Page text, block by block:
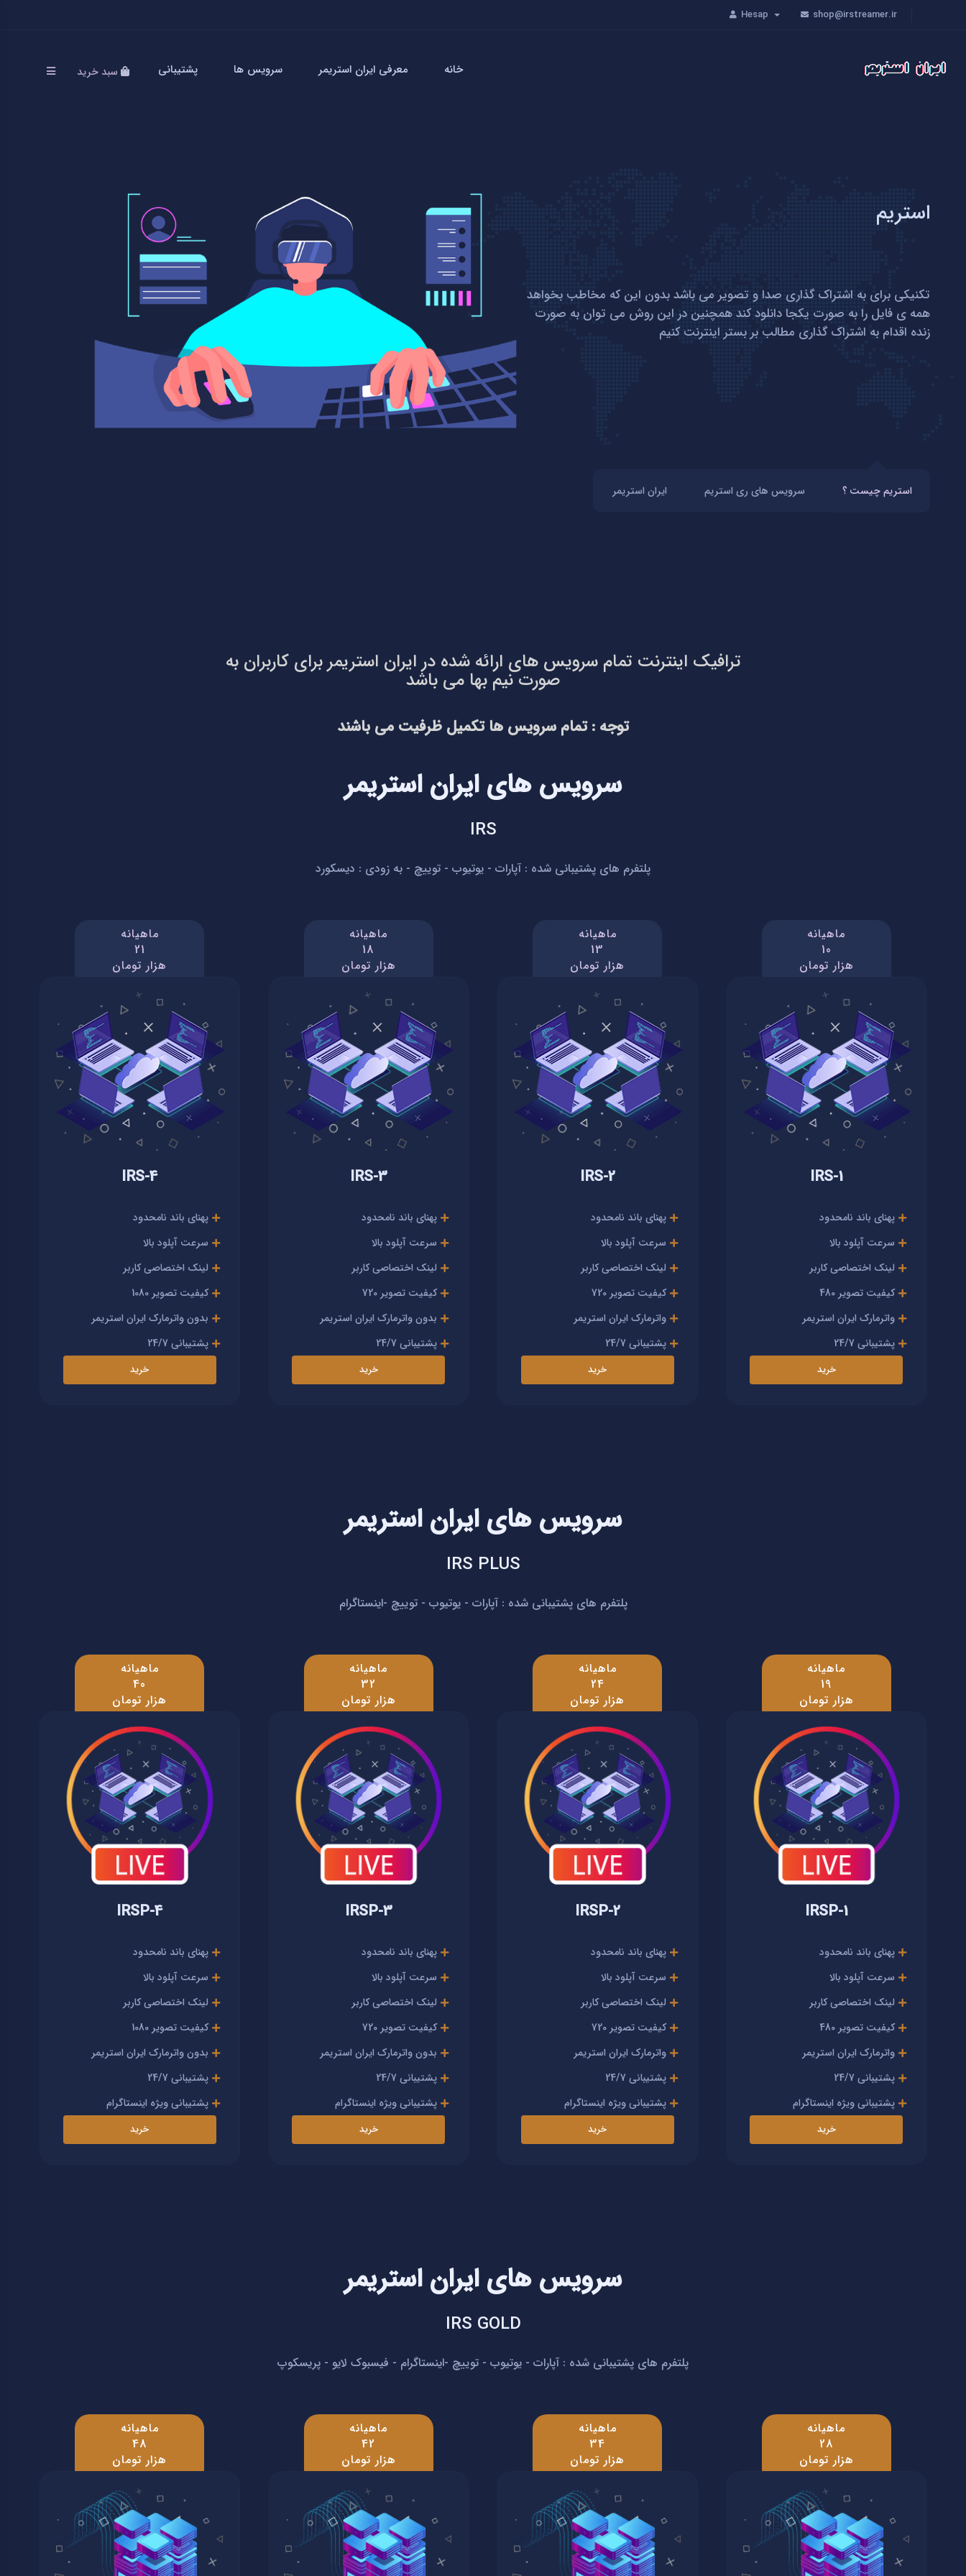
shop@irstreamer.ir
Hesap
سبد خرید خانه معرفی ایران استریمر سرویس ها پشتیبانی
استریم
تکنیکی برای به اشتراک گذاری صدا و تصویر می باشد بدون این که مخاطب بخواهد
همه ی فایل را به صورت یکجا دانلود کند همچنین در این روش می توان به صورت
زنده اقدام به اشتراک گذاری مطالب بر بستر اینترنت کنیم
استریم چیست ؟ سرویس های ری استریم ایران استریمر
ترافیک اینترنت تمام سرویس های ارائه شده در ایران استریمر برای کاربران به
صورت نیم بها می باشد
توجه : تمام سرویس ها تکمیل ظرفیت می باشند
سرویس های ایران استریمر
IRS
پلتفرم های پشتیبانی شده : آپارات - یوتیوب - توییچ - به زودی : دیسکورد
ماهیانه
10
هزار تومان
IRS-1
پهنای باند نامحدود
سرعت آپلود بالا
لینک اختصاصی کاربر
کیفیت تصویر 480
واترمارک ایران استریمر
پشتیبانی 24/7
خرید
ماهیانه
13
هزار تومان
IRS-2
پهنای باند نامحدود
سرعت آپلود بالا
لینک اختصاصی کاربر
کیفیت تصویر 720
واترمارک ایران استریمر
پشتیبانی 24/7
خرید
ماهیانه
18
هزار تومان
IRS-3
پهنای باند نامحدود
سرعت آپلود بالا
لینک اختصاصی کاربر
کیفیت تصویر 720
بدون واترمارک ایران استریمر
پشتیبانی 24/7
خرید
ماهیانه
21
هزار تومان
IRS-4
پهنای باند نامحدود
سرعت آپلود بالا
لینک اختصاصی کاربر
کیفیت تصویر 1080
بدون واترمارک ایران استریمر
پشتیبانی 24/7
خرید
سرویس های ایران استریمر
IRS PLUS
پلتفرم های پشتیبانی شده : آپارات - یوتیوب - توییچ -اینستاگرام
ماهیانه
19
هزار تومان
IRSP-1
پهنای باند نامحدود
سرعت آپلود بالا
لینک اختصاصی کاربر
کیفیت تصویر 480
واترمارک ایران استریمر
پشتیبانی 24/7
پشتیبانی ویژه اینستاگرام
خرید
ماهیانه
24
هزار تومان
IRSP-2
پهنای باند نامحدود
سرعت آپلود بالا
لینک اختصاصی کاربر
کیفیت تصویر 720
واترمارک ایران استریمر
پشتیبانی 24/7
پشتیبانی ویژه اینستاگرام
خرید
ماهیانه
32
هزار تومان
IRSP-3
پهنای باند نامحدود
سرعت آپلود بالا
لینک اختصاصی کاربر
کیفیت تصویر 720
بدون واترمارک ایران استریمر
پشتیبانی 24/7
پشتیبانی ویژه اینستاگرام
خرید
ماهیانه
40
هزار تومان
IRSP-4
پهنای باند نامحدود
سرعت آپلود بالا
لینک اختصاصی کاربر
کیفیت تصویر 1080
بدون واترمارک ایران استریمر
پشتیبانی 24/7
پشتیبانی ویژه اینستاگرام
خرید
سرویس های ایران استریمر
IRS GOLD
پلتفرم های پشتیبانی شده : آپارات - یوتیوب - توییچ -اینستاگرام - فیسبوک لایو - پریسکوپ
ماهیانه
28
هزار تومان
ماهیانه
34
هزار تومان
ماهیانه
42
هزار تومان
ماهیانه
48
هزار تومان